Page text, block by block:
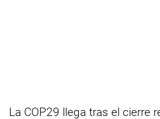
La COP29 llega tras el cierre